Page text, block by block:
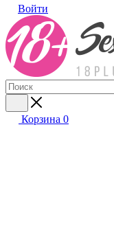
Войти
Корзина 0